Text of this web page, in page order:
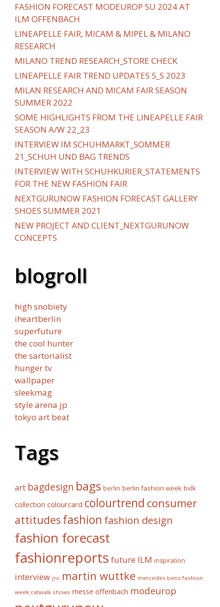
FASHION FORECAST MODEUROP SU 2024 AT
ILM OFFENBACH
LINEAPELLE FAIR, MICAM & MIPEL & MILANO
RESEARCH
MILANO TREND RESEARCH_STORE CHECK
LINEAPELLE FAIR TREND UPDATES S_S 2023
MILAN RESEARCH AND MICAM FAIR SEASON
SUMMER 2022
SOME HIGHLIGHTS FROM THE LINEAPELLE FAIR
SEASON A/W 22_23
INTERVIEW IM SCHUHMARKT_SOMMER
21_SCHUH UND BAG TRENDS
INTERVIEW WITH SCHUHKURIER_STATEMENTS
FOR THE NEW FASHION FAIR
NEXTGURUNOW FASHION FORECAST GALLERY
SHOES SUMMER 2021
NEW PROJECT AND CLIENT_NEXTGURUNOW
CONCEPTS
blogroll
high snobiety
iheartberlin
superfuture
the cool hunter
the sartorialist
hunger tv
wallpaper
sleekmag
style arena jp
tokyo art beat
Tags
art bagdesign bags berlin berlin fashion week bvlk
collection colourcard colourtrend consumer
attitudes fashion fashion design
fashion forecast
fashionreports future ILM inspiration
interview jnc martin wuttke mercedes benz fashion
week catwalk shows messe offenbach modeurop